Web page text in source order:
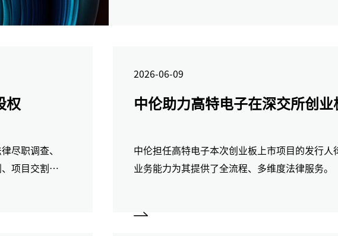
权
尽职调查、
项目交割、
2026-06-09
中伦助力高特电子在深交所创业
中伦担任高特电子本次创业板上市项目的发行人
业务能力为其提供了全流程、多维度法律服务。